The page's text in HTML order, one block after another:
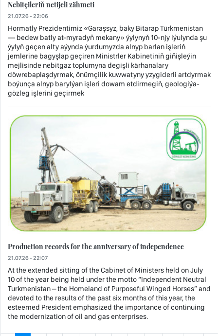
Nebitçileriň netijeli zähmeti
21.07.26 - 22:06
Hormatly Prezidentimiz «Garaşsyz, baky Bitarap Türkmenistan
— bedew batly at-myradyň mekany» ýylynyň 10-njy iýulynda şu
ýylyň geçen alty aýynda ýurdumyzda alnyp barlan işleriň
jemlerine bagyşlap geçiren Ministrler Kabinetiniň giňişleýin
mejlisinde nebitgaz toplumyna degişli kärhanalary
döwrebaplaşdyrmak, önümçilik kuwwatyny yzygiderli artdyrmak
boýunça alnyp barylýan işleri dowam etdirmegiň, geologiýa-
gözleg işlerini geçirmek
Production records for the anniversary of independence
21.07.26 - 22:07
At the extended sitting of the Cabinet of Ministers held on July
10 of the year being held under the motto “Independent Neutral
Turkmenistan – the Homeland of Purposeful Winged Horses” and
devoted to the results of the past six months of this year, the
esteemed President emphasized the importance of continuing
the modernization of oil and gas enterprises.